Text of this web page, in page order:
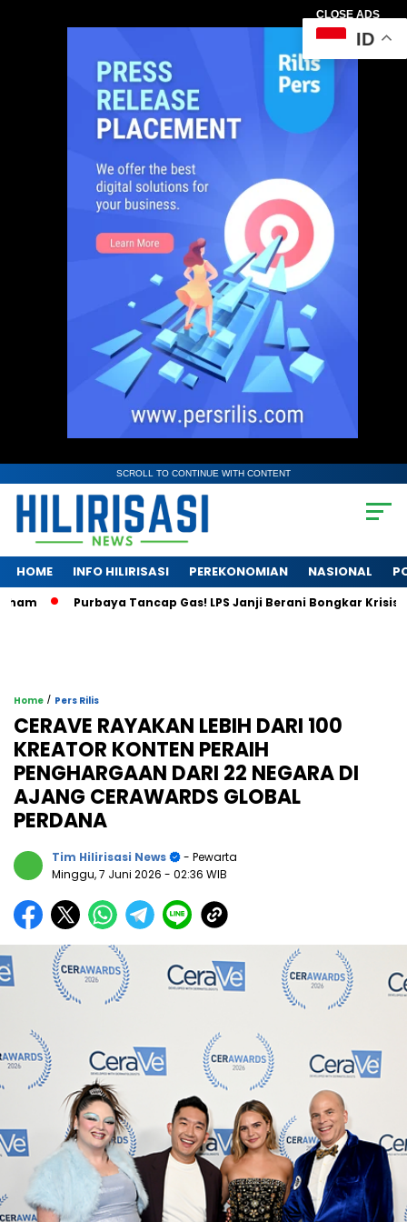
CLOSE ADS
SCROLL TO CONTINUE WITH CONTENT
HOME INFO HILIRISASI PEREKONOMIAN NASIONAL
Tancap Gas! LPS Janji Berani Bongkar Krisis Bank BPR
Home / Pers Rilis
CERAVE RAYAKAN LEBIH DARI 100
KREATOR KONTEN PERAIH
PENGHARGAAN DARI 22 NEGARA DI
AJANG CERAWARDS GLOBAL
PERDANA
Tim Hilirisasi News
- Pewarta
Minggu, 7 Juni 2026 - 02:36 WIB
ID